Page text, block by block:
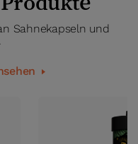
Sahnekapseln und